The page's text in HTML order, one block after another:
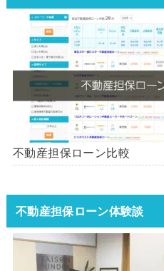
不動産担保ローン比較
不動産担保ローン体験談